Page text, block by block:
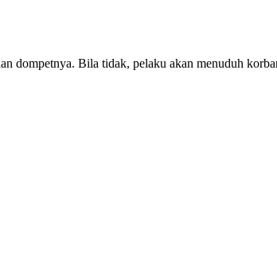
dompetnya. Bila tidak, pelaku akan menuduh